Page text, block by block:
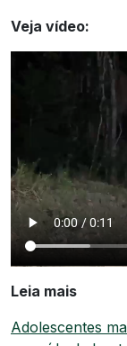
Veja vídeo:
Leia mais
Adolescentes